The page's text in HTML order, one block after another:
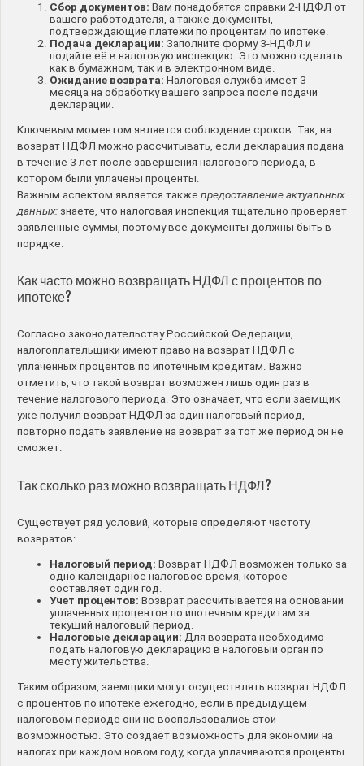
Сбор документов: Вам понадобятся справки 2-НДФЛ от
вашего работодателя, а также документы,
подтверждающие платежи по процентам по ипотеке.
Подача декларации: Заполните форму 3-НДФЛ и
подайте её в налоговую инспекцию. Это можно сделать
как в бумажном, так и в электронном виде.
Ожидание возврата: Налоговая служба имеет 3
месяца на обработку вашего запроса после подачи
декларации.
Ключевым моментом является соблюдение сроков. Так, на
возврат НДФЛ можно рассчитывать, если декларация подана
в течение 3 лет после завершения налогового периода, в
котором были уплачены проценты.
Важным аспектом является также предоставление актуальных
данных: знаете, что налоговая инспекция тщательно проверяет
заявленные суммы, поэтому все документы должны быть в
порядке.
Как часто можно возвращать НДФЛ с процентов по
ипотеке?
Согласно законодательству Российской Федерации,
налогоплательщики имеют право на возврат НДФЛ с
уплаченных процентов по ипотечным кредитам. Важно
отметить, что такой возврат возможен лишь один раз в
течение налогового периода. Это означает, что если заемщик
уже получил возврат НДФЛ за один налоговый период,
повторно подать заявление на возврат за тот же период он не
сможет.
Так сколько раз можно возвращать НДФЛ?
Существует ряд условий, которые определяют частоту
возвратов:
Налоговый период: Возврат НДФЛ возможен только за
одно календарное налоговое время, которое
составляет один год.
Учет процентов: Возврат рассчитывается на основании
уплаченных процентов по ипотечным кредитам за
текущий налоговый период.
Налоговые декларации: Для возврата необходимо
подать налоговую декларацию в налоговый орган по
месту жительства.
Таким образом, заемщики могут осуществлять возврат НДФЛ
с процентов по ипотеке ежегодно, если в предыдущем
налоговом периоде они не воспользовались этой
возможностью. Это создает возможность для экономии на
налогах при каждом новом году, когда уплачиваются проценты